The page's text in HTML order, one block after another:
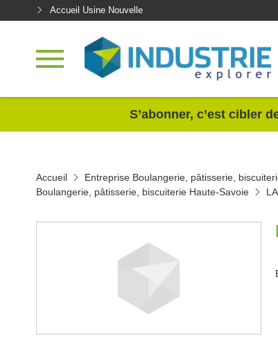
Accueil Usine Nouvelle
S’abonner, c’est cibler
Accueil Entreprise Boulangerie, pâtisserie,
Boulangerie, pâtisserie, biscuiterie Haute-Savoie